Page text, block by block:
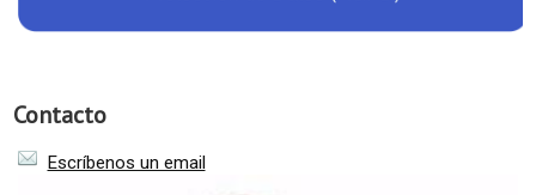
Contacto
Escríbenos un email